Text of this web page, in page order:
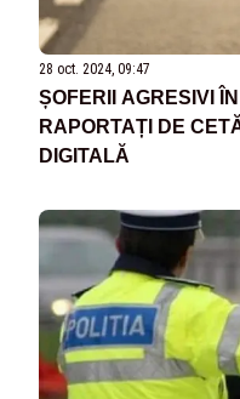
28 oct. 2024, 09:47
ȘOFERII AGRESIVI
RAPORTAȚI DE
DIGITALĂ